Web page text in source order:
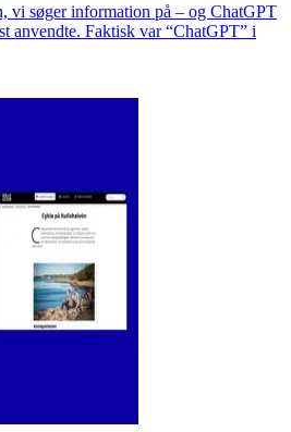
vi søger information på – og ChatGPT
anvendte. Faktisk var “ChatGPT” i